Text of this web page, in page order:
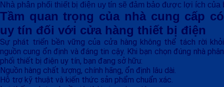
Nhà phân phối thiết bị điện uy tín sẽ đảm bảo được lợi ích của
Tầm quan trọng của nhà cung cấp có
uy tín đối với cửa hàng thiết bị điện
Sự phát triển bền vững của cửa hàng không thể tách rời khỏi
nguồn cung ổn định và đáng tin cậy. Khi bạn chọn đúng nhà phân
phối thiết bị điện uy tín, bạn đang sở hữu:
Nguồn hàng chất lượng, chính hãng, ổn định lâu dài.
Hỗ trợ kỹ thuật và kiến thức sản phẩm chuẩn xác.